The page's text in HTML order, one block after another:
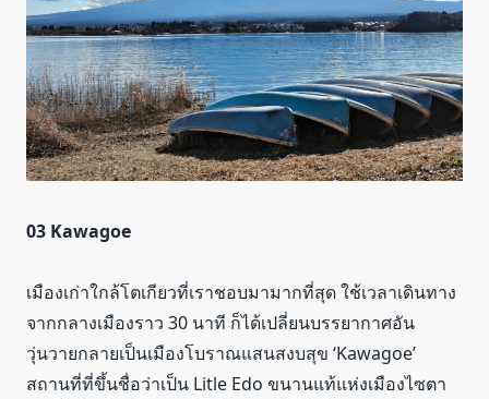
03 Kawagoe
เมืองเก่าใกล้โตเกียวที่เราชอบมามากที่สุด ใช้เวลาเดินทาง
จากกลางเมืองราว 30 นาที ก็ได้เปลี่ยนบรรยากาศอัน
วุ่นวายกลายเป็นเมืองโบราณแสนสงบสุข ‘Kawagoe’
สถานที่ที่ขึ้นชื่อว่าเป็น Litle Edo ขนานแท้แห่งเมืองไซตา